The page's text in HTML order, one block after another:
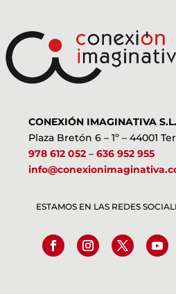
CONEXIÓN IMAGINATIVA S.L.
Plaza Bretón 6 – 1º – 44001
978 612 052– 636 952 955
ESTAMOS EN LAS REDES